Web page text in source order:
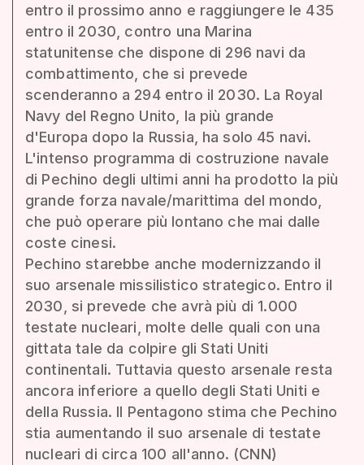
entro il prossimo anno e raggiungere le 435
entro il 2030, contro una Marina
statunitense che dispone di 296 navi da
combattimento, che si prevede
scenderanno a 294 entro il 2030. La Royal
Navy del Regno Unito, la più grande
d'Europa dopo la Russia, ha solo 45 navi.
L'intenso programma di costruzione navale
di Pechino degli ultimi anni ha prodotto la più
grande forza navale/marittima del mondo,
che può operare più lontano che mai dalle
coste cinesi.
Pechino starebbe anche modernizzando il
suo arsenale missilistico strategico. Entro il
2030, si prevede che avrà più di 1.000
testate nucleari, molte delle quali con una
gittata tale da colpire gli Stati Uniti
continentali. Tuttavia questo arsenale resta
ancora inferiore a quello degli Stati Uniti e
della Russia. Il Pentagono stima che Pechino
stia aumentando il suo arsenale di testate
nucleari di circa 100 all'anno. (CNN)